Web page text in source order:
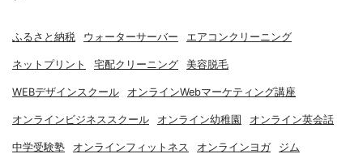
ふるさと納税 ウォーターサーバー エアコンクリーニング
ネットプリント 宅配クリーニング 美容脱毛
WEBデザインスクール オンラインWebマーケティング講座
オンラインビジネススクール オンライン幼稚園 オンライン英会話
中学受験塾 オンラインフィットネス オンラインヨガ ジム